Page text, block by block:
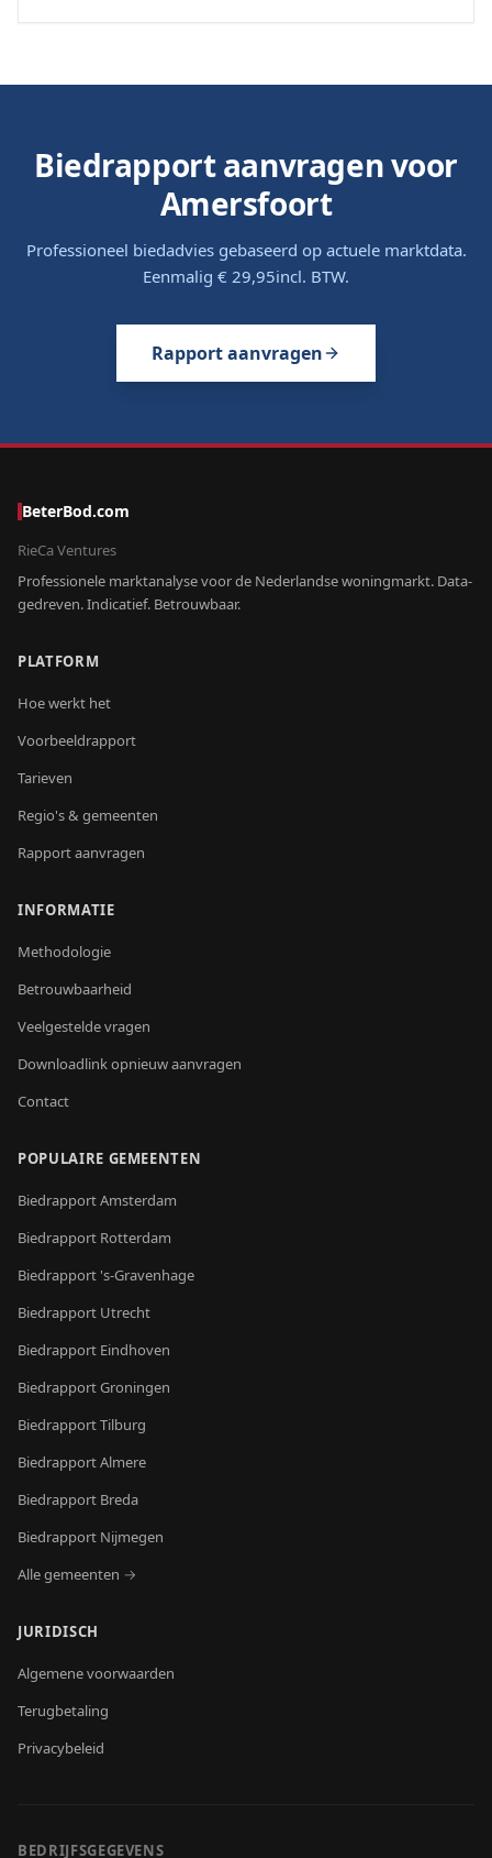
Biedrapport aanvragen voor
Amersfoort
Professioneel biedadvies gebaseerd op actuele marktdata.
Eenmalig € 29,95incl. BTW.
Rapport aanvragen
BeterBod.com
RieCa Ventures
Professionele marktanalyse voor de Nederlandse woningmarkt. Data-
gedreven. Indicatief. Betrouwbaar.
PLATFORM
Hoe werkt het
Voorbeeldrapport
Tarieven
Regio's & gemeenten
Rapport aanvragen
INFORMATIE
Methodologie
Betrouwbaarheid
Veelgestelde vragen
Downloadlink opnieuw aanvragen
Contact
POPULAIRE GEMEENTEN
BiedrapportAmsterdam
Biedrapport Rotterdam
Biedrapport 's-Gravenhage
Biedrapport Utrecht
Biedrapport Eindhoven
BiedrapportGroningen
BiedrapportTilburg
BiedrapportAlmere
Biedrapport Breda
Biedrapport Nijmegen
Alle gemeenten →
JURIDISCH
Algemene voorwaarden
Terugbetaling
Privacybeleid
BEDRIJFSGEGEVENS